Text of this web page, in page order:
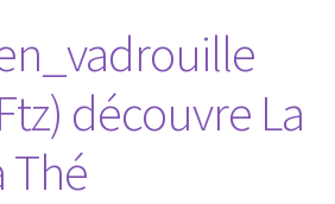
découvre La
Thé